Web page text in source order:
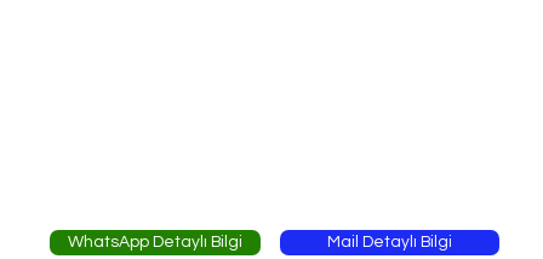
WhatsApp Detaylı Bilgi Mail Detaylı Bilgi